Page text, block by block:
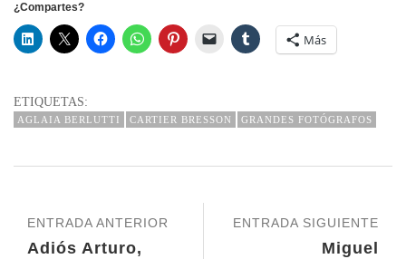
¿Compartes?
Más
ETIQUETAS:
AGLAIA BERLUTTI CARTIER BRESSON GRANDES FOTÓGRAFOS
ENTRADA SIGUIENTE
Miguel
ENTRADA ANTERIOR
Adiós Arturo,